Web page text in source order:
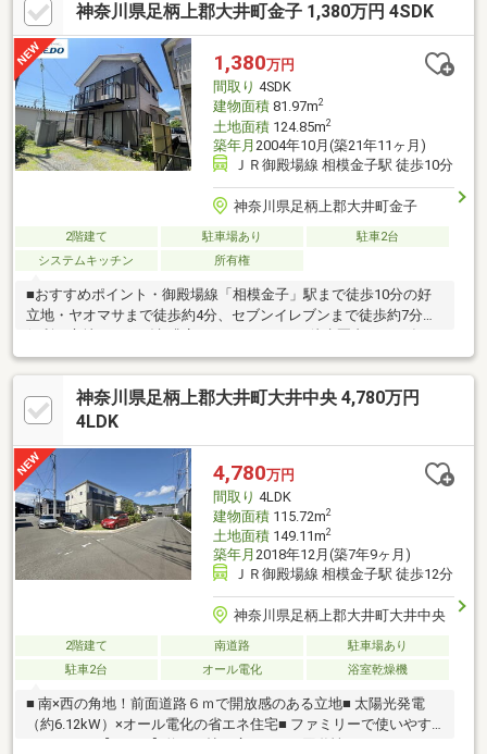
神奈川県足柄上郡大井町金子 1,380万円 4SDK
1,380万円
間取り 4SDK
建物面積81.97m2
土地面積124.85m2
築年月 2004年10月(築21年11ヶ月)
ＪＲ御殿場線 相模金子駅 徒歩10分
神奈川県足柄上郡大井町金子
2階建て 駐車場あり
駐車2台
システムキッチン
所有権
■おすすめポイント・御殿場線「相模金子」駅まで徒歩10分の好
立地・ヤオマサまで徒歩約4分、セブンイレブンまで徒歩約7分と
月築、南向きで日当たり良好な4SDK・全居室2面採光で風通し、
日当たり良好・駐車スペース2台分確保（車種によります）・収納
に便利な納戸、床下収納付き・大井小学校まで徒歩約15分で子育
て世帯にもオススメ・静かな住宅街で落ち着いた住環境通勤、通
体感ください♪ゴミ置き場 2.24㎡ 持分1/6契約不適合責任免責
神奈川県足柄上郡大井町大井中央 4,780万円
4LDK
4,780万円
間取り 4LDK
建物面積115.72m2
土地面積149.11m2
築年月 2018年12月(築7年9ヶ月)
ＪＲ御殿場線 相模金子駅 徒歩12分
神奈川県足柄上郡大井町大井中央
2階建て 南道路
駐車場あり
駐車2台
オール電化 浴室乾燥機
■ 南×西の角地！前面道路６ｍで開放感のある立地■ 太陽光発電
（約6.12kW）×オール電化の省エネ住宅■ ファミリーで使いやす